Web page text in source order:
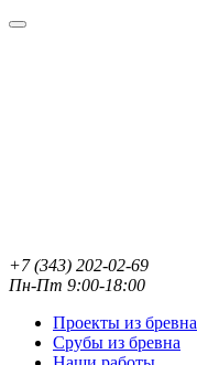
+7 (343) 202-02-69
Пн-Пт 9:00-18:00
Проекты из бревна
Срубы из бревна